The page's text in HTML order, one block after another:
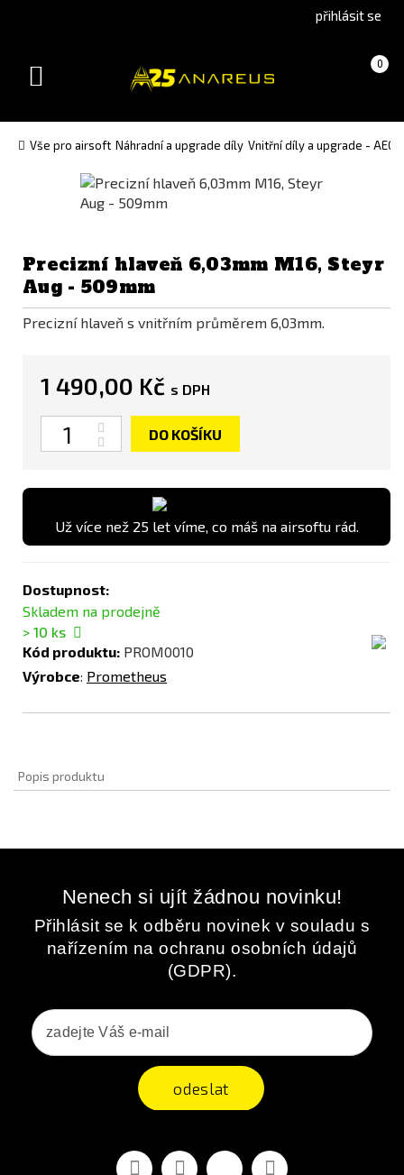
version(Slovak)
přihlásit se
Košík 0
(prázdný)
Toggle
Vše pro airsoft Náhradní a upgrade díly Vnitřní díly a upgrade - AEG
Precizní hlaveň 6,03mm M16, Steyr
Aug - 509mm
Precizní hlaveň s vnitřním průměrem 6,03mm.
1 490,00 Kč s DPH
Počet
DO KOŠÍKU
Už více než 25 let víme, co máš na airsoftu rád.
Dostupnost:
Skladem na prodejně
> 10 ks
Kód produktu: PROM0010
Výrobce: Prometheus
Popis produktu
Nenech si ujít žádnou novinku!
Přihlásit se k odběru novinek v souladu s
nařízením na ochranu osobních údajů
(GDPR).
odeslat
FacebookYouTubeVimeo Instagram